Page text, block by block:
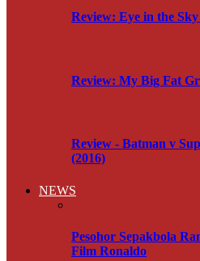
Review: Eye in the Sky
Review: My Big Fat
Review - Batman v
(2016)
NEWS
Pesohor Sepakbola
Film Ronaldo